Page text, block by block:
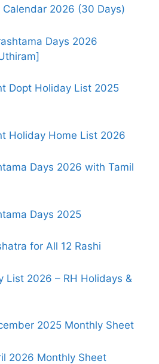
2026 (30 Days)
Days 2026
Dopt Holiday List 2025
Holiday Home List 2026
Days 2026 with Tamil
Days 2025
for All 12 Rashi
List 2026 – RH Holidays &
2025 Monthly Sheet
2026 Monthly Sheet